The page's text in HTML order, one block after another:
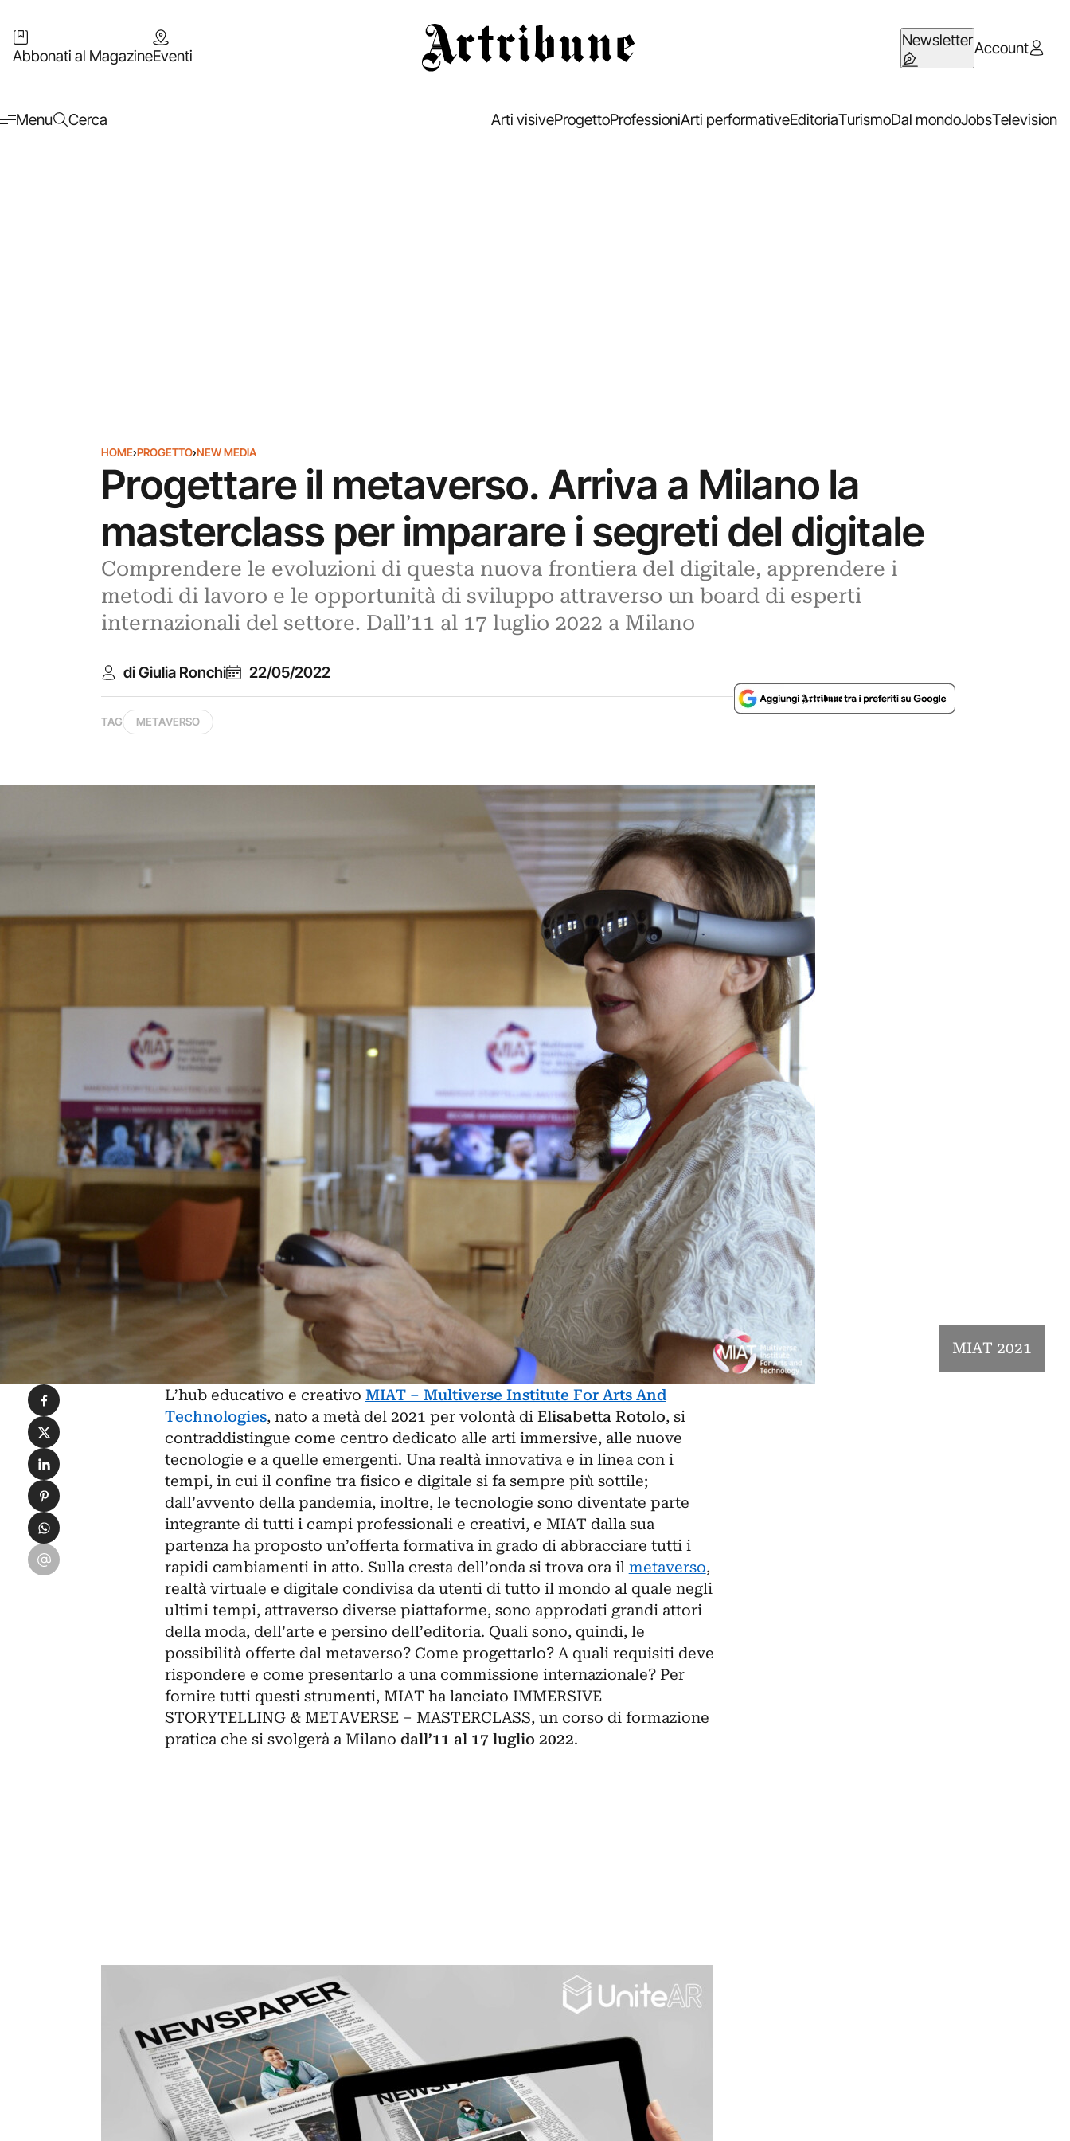
Abbonati al MagazineEventi
NewsletterAccount
Menu Cerca Arti visiveProgettoProfessioniArti performativeEditoriaTurismoDal mondoJobsTelevision
HOME›PROGETTO›NEW MEDIA
Progettare il metaverso. Arriva a Milano la
masterclass per imparare i segreti del digitale
Comprendere le evoluzioni di questa nuova frontiera del digitale, apprendere i
metodi di lavoro e le opportunità di sviluppo attraverso un board di esperti
internazionali del settore. Dall’11 al 17 luglio 2022 a Milano
di Giulia Ronchi 22/05/2022
TAG METAVERSO
MIAT 2021
L’hub educativo e creativo MIAT – Multiverse Institute For Arts And
Technologies, nato a metà del 2021 per volontà di Elisabetta Rotolo, si
contraddistingue come centro dedicato alle arti immersive, alle nuove
tecnologie e a quelle emergenti. Una realtà innovativa e in linea con i
tempi, in cui il confine tra fisico e digitale si fa sempre più sottile;
dall’avvento della pandemia, inoltre, le tecnologie sono diventate parte
integrante di tutti i campi professionali e creativi, e MIAT dalla sua
partenza ha proposto un’offerta formativa in grado di abbracciare tutti i
rapidi cambiamenti in atto. Sulla cresta dell’onda si trova ora il metaverso,
realtà virtuale e digitale condivisa da utenti di tutto il mondo al quale negli
ultimi tempi, attraverso diverse piattaforme, sono approdati grandi attori
della moda, dell’arte e persino dell’editoria. Quali sono, quindi, le
possibilità offerte dal metaverso? Come progettarlo? A quali requisiti deve
rispondere e come presentarlo a una commissione internazionale? Per
fornire tutti questi strumenti, MIAT ha lanciato IMMERSIVE
STORYTELLING & METAVERSE – MASTERCLASS, un corso di formazione
pratica che si svolgerà a Milano dall’11 al 17 luglio 2022.
Condividi su Facebook
Condividi su X
Condividi su LinkedIn
Condividi su Pinterest
Condividi su WhatsApp
Condividi su Email